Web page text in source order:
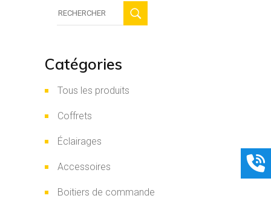
Catégories
Tous les produits
Coffrets
Éclairages
Accessoires
Boitiers de commande